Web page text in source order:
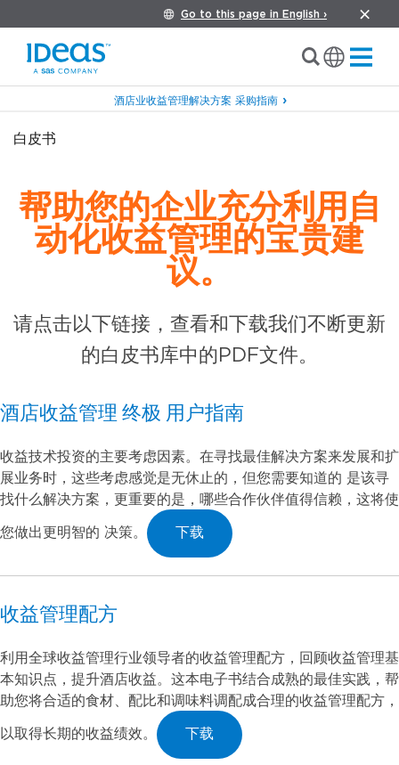
Go to this page in English ›
酒店业收益管理解决方案 采购指南
白皮书
帮助您的企业充分利用自
动化收益管理的宝贵建
议。
请点击以下链接，查看和下载我们不断更新
的白皮书库中的PDF文件。
酒店收益管理 终极 用户指南
收益技术投资的主要考虑因素。在寻找最佳解决方案来发展和扩
展业务时，这些考虑感觉是无休止的，但您需要知道的 是该寻
找什么解决方案，更重要的是，哪些合作伙伴值得信赖，这将使
您做出更明智的 决策。 下载
收益管理配方
利用全球收益管理行业领导者的收益管理配方，回顾收益管理基
本知识点，提升酒店收益。这本电子书结合成熟的最佳实践，帮
助您将合适的食材、配比和调味料调配成合理的收益管理配方，
以取得长期的收益绩效。 下载